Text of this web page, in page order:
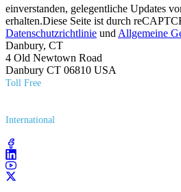
einverstanden, gelegentliche Updates
erhalten.Diese Seite ist durch
Datenschutzrichtlinie und Allgemeine
Danbury, CT
4 Old Newtown Road
Danbury CT 06810 USA
Toll Free
International